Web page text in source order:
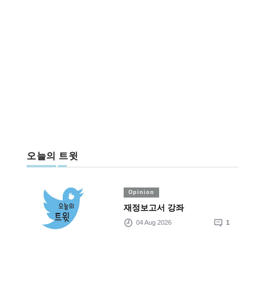
오늘의 트윗
Opinion
재정보고서 강좌
04 Aug 2026 1